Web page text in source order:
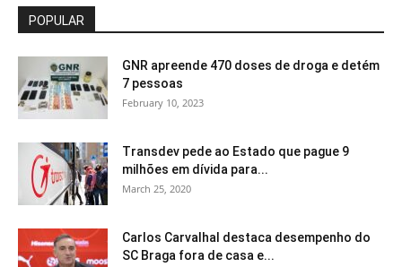
POPULAR
GNR apreende 470 doses de droga e detém
7 pessoas
February 10, 2023
Transdev pede ao Estado que pague 9
milhões em dívida para...
March 25, 2020
Carlos Carvalhal destaca desempenho do
SC Braga fora de casa e...